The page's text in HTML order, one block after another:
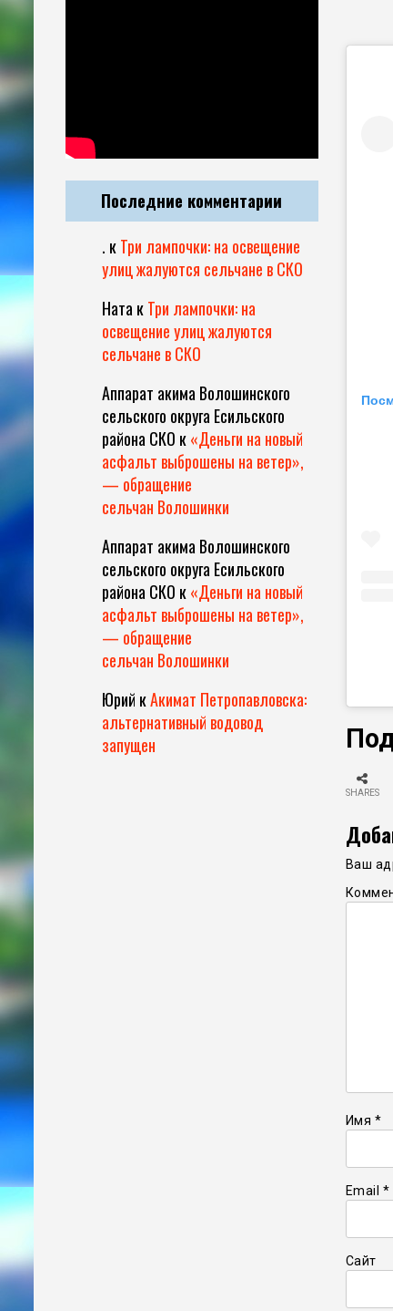
SHARES
Ваш
Имя *
Email *
Сайт
Последние комментарии
. кТри лампочки: на освещение
улиц жалуются сельчане в СКО
Ната кТри лампочки: на
освещение улиц жалуются
сельчане в СКО
Аппарат акима Волошинского
сельского округа Есильского
района СКО к«Деньги на новый
асфальт выброшены на ветер»,
— обращение
сельчан Волошинки
Аппарат акима Волошинского
сельского округа Есильского
района СКО к«Деньги на новый
асфальт выброшены на ветер»,
— обращение
сельчан Волошинки
Юрий кАкимат Петропавловска:
альтернативный водовод
запущен